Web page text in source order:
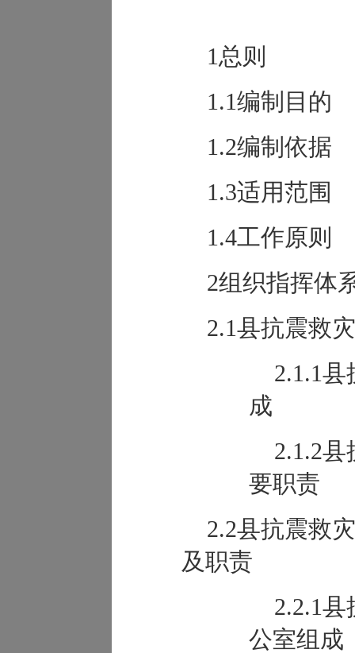
1总则
1.1编制目的
1.2编制依据
1.3适用范围
1.4工作原则
2组织指挥体
2.1县抗震救
2.1.1
成
2.1.2
要职责
2.2县抗震救
及职责
2.2.1
公室组成